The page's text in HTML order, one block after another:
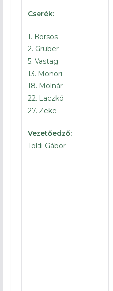
Cserék:
1. Borsos
2. Gruber
5. Vastag
13. Monori
18. Molnár
22. Laczkó
27. Zeke
Vezetőedző:
Toldi Gábor